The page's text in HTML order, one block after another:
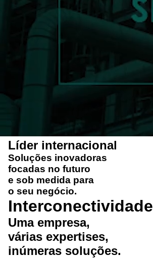
Líder internacional
Soluções inovadoras
focadas no futuro
e sob medida para
o seu negócio.
Interconectividade
Uma empresa,
várias expertises,
inúmeras soluções.